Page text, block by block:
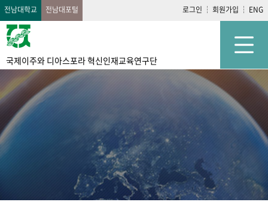
전남대학교 전남대포털 로그인 회원가입 ENG
국제이주와 디아스포라 혁신인재교육연구단